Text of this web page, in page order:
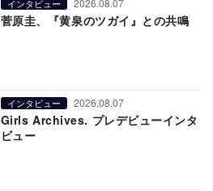
インタビュー 2026.08.07
菅原圭、『黄泉のツガイ』との共鳴
インタビュー 2026.08.07
Girls Archives. プレデビューインタ
ビュー